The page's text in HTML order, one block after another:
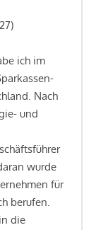
ich im
Nach
und
wurde
für
berufen.
die